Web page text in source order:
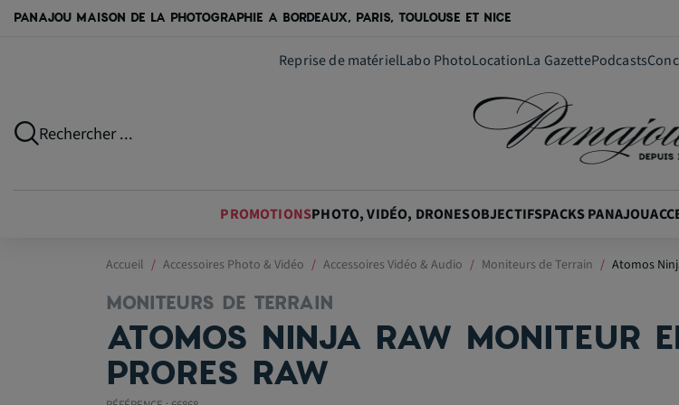
PANAJOU MAISON DE LA PHOTOGRAPHIE A BORDEAUX, PARIS, TOULOUSE ET NICE
Reprise de matérielLabo PhotoLocationLa GazettePodcasts
Rechercher ...
PROMOTIONSPHOTO, VIDÉO, DRONESOBJECTIFSPACKS PANAJOU
Accueil Accessoires Photo & Vidéo Accessoires Vidéo & Audio Moniteurs de Terrain Atomos
MONITEURS DE TERRAIN
ATOMOS NINJA RAW MONITEUR
PRORES RAW